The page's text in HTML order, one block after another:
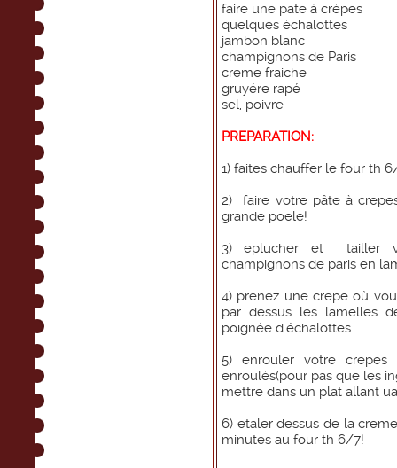
faire une pate à crépes
quelques échalottes
jambon blanc
champignons de Paris
creme fraiche
gruyére rapé
sel, poivre
PREPARATION:
1) faites chauffer le four th
2) faire votre pâte à
grande poele!
3) eplucher et tailler
champignons de paris en
4) prenez une crepe où
par dessus les lamelles
poignée d'échalottes
5) enrouler votre
enroulés(pour pas que les
mettre dans un plat allant
6) etaler dessus de la
minutes au four th 6/7!